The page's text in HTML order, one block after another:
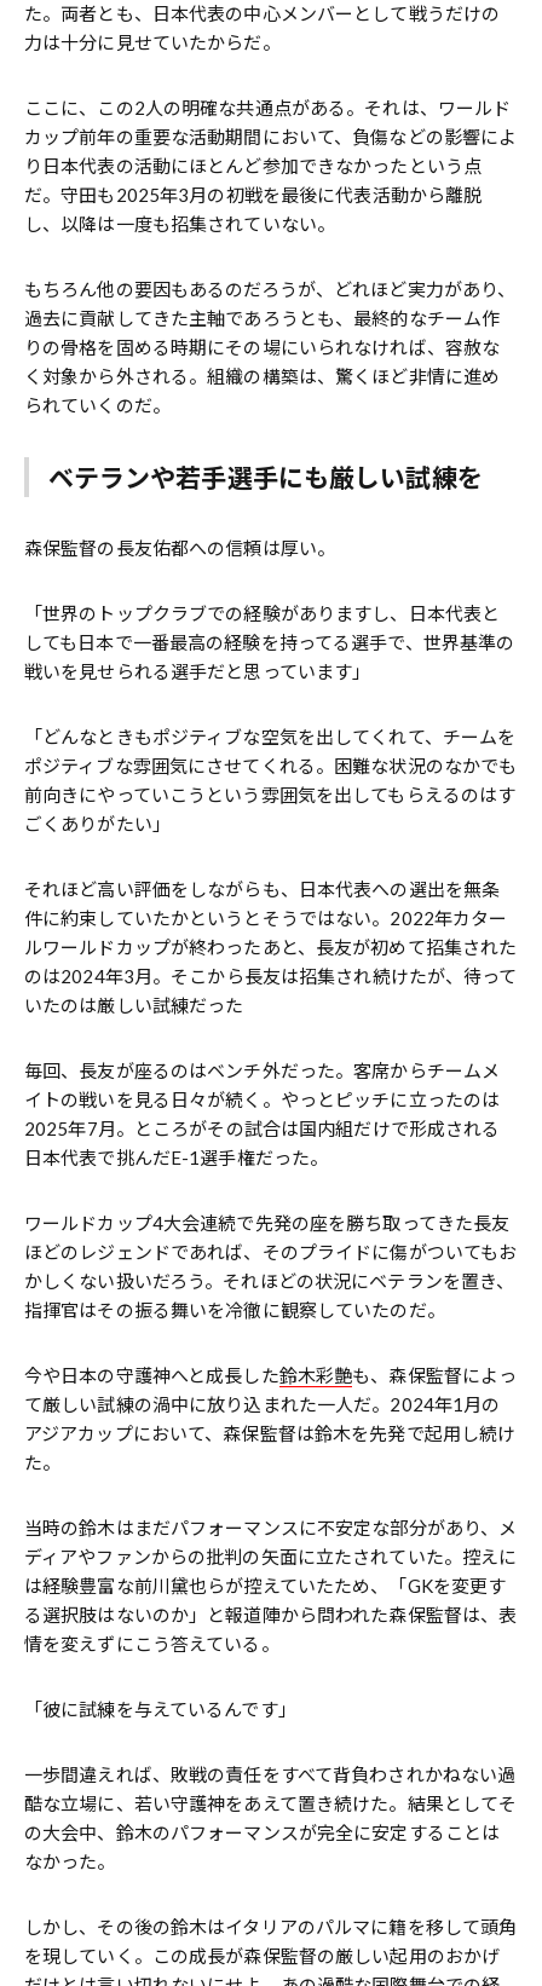
た。両者とも、日本代表の中心メンバーとして戦うだけの
力は十分に見せていたからだ。
ここに、この2人の明確な共通点がある。それは、ワールド
カップ前年の重要な活動期間において、負傷などの影響によ
り日本代表の活動にほとんど参加できなかったという点
だ。守田も2025年3月の初戦を最後に代表活動から離脱
し、以降は一度も招集されていない。
もちろん他の要因もあるのだろうが、どれほど実力があり、
過去に貢献してきた主軸であろうとも、最終的なチーム作
りの骨格を固める時期にその場にいられなければ、容赦な
く対象から外される。組織の構築は、驚くほど非情に進め
られていくのだ。
ベテランや若手選手にも厳しい試練を
森保監督の長友佑都への信頼は厚い。
「世界のトップクラブでの経験がありますし、日本代表と
しても日本で一番最高の経験を持ってる選手で、世界基準の
戦いを見せられる選手だと思っています」
「どんなときもポジティブな空気を出してくれて、チームを
ポジティブな雰囲気にさせてくれる。困難な状況のなかでも
前向きにやっていこうという雰囲気を出してもらえるのはす
ごくありがたい」
それほど高い評価をしながらも、日本代表への選出を無条
件に約束していたかというとそうではない。2022年カター
ルワールドカップが終わったあと、長友が初めて招集された
のは2024年3月。そこから長友は招集され続けたが、待って
いたのは厳しい試練だった
毎回、長友が座るのはベンチ外だった。客席からチームメ
イトの戦いを見る日々が続く。やっとピッチに立ったのは
2025年7月。ところがその試合は国内組だけで形成される
日本代表で挑んだE-1選手権だった。
ワールドカップ4大会連続で先発の座を勝ち取ってきた長友
ほどのレジェンドであれば、そのプライドに傷がついてもお
かしくない扱いだろう。それほどの状況にベテランを置き、
指揮官はその振る舞いを冷徹に観察していたのだ。
今や日本の守護神へと成長した鈴木彩艶も、森保監督によっ
て厳しい試練の渦中に放り込まれた一人だ。2024年1月の
アジアカップにおいて、森保監督は鈴木を先発で起用し続け
た。
当時の鈴木はまだパフォーマンスに不安定な部分があり、メ
ディアやファンからの批判の矢面に立たされていた。控えに
は経験豊富な前川黛也らが控えていたため、「GKを変更す
る選択肢はないのか」と報道陣から問われた森保監督は、表
情を変えずにこう答えている。
「彼に試練を与えているんです」
一歩間違えれば、敗戦の責任をすべて背負わされかねない過
酷な立場に、若い守護神をあえて置き続けた。結果としてそ
の大会中、鈴木のパフォーマンスが完全に安定することは
なかった。
しかし、その後の鈴木はイタリアのパルマに籍を移して頭角
を現していく。この成長が森保監督の厳しい起用のおかげ